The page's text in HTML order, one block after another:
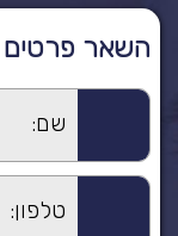
השאר פרטים